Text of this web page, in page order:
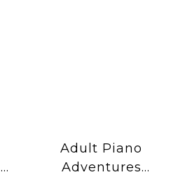
Adult Piano
Adventures